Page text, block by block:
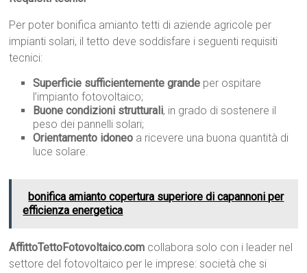
Per poter bonifica amianto tetti di aziende agricole per
impianti solari, il tetto deve soddisfare i seguenti requisiti
tecnici:
Superficie sufficientemente grande per ospitare
l’impianto fotovoltaico;
Buone condizioni strutturali, in grado di sostenere il
peso dei pannelli solari;
Orientamento idoneo a ricevere una buona quantità di
luce solare.
bonifica amianto copertura superiore di capannoni per
efficienza energetica
AffittoTettoFotovoltaico.com collabora solo con i leader nel
settore del fotovoltaico per le imprese: società che si